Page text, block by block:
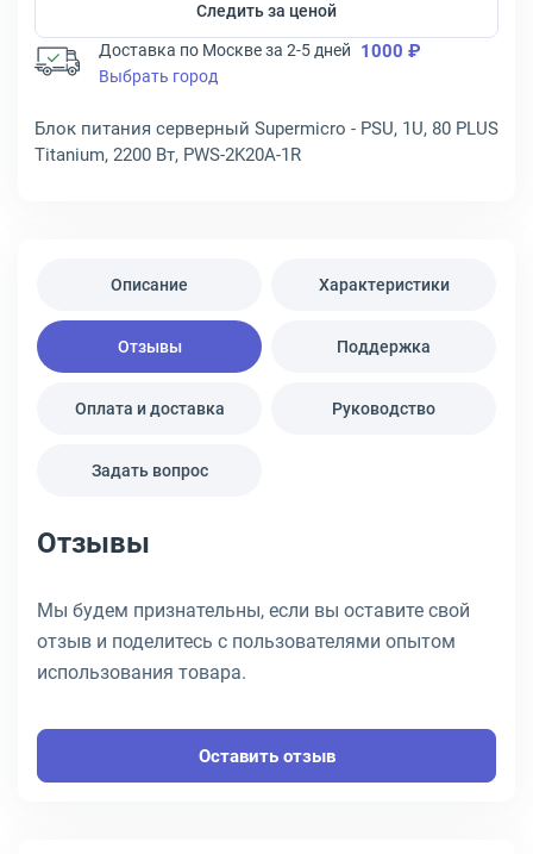
Следить за ценой
Доставка по Москве за 2-5 дней 1000 ₽
Выбрать город
Блок питания серверный Supermicro - PSU, 1U, 80 PLUS
Titanium, 2200 Вт, PWS-2K20A-1R
Описание Характеристики
Отзывы Поддержка
Оплата и доставка Руководство
Задать вопрос
Отзывы
Мы будем признательны, если вы оставите свой
отзыв и поделитесь с пользователями опытом
использования товара.
Оставить отзыв